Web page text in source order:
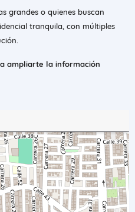
grandes o quienes buscan
tranquila, con múltiples
ampliarte la información